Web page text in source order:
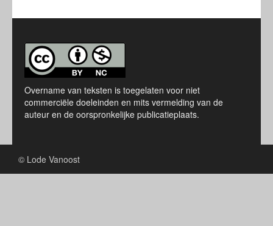
Overname van teksten is toegelaten voor niet
commerciële doeleinden en mits vermelding van de
auteur en de oorspronkelijke publicatieplaats.
© Lode Vanoost